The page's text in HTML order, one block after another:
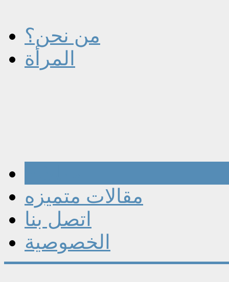
من نحن؟
المرأة
مقالات متميزه
اتصل بنا
الخصوصية